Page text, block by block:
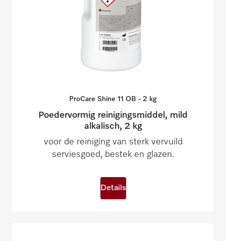
ProCare Shine 11 OB - 2 kg
Poedervormig reinigingsmiddel, mild
alkalisch, 2 kg
voor de reiniging van sterk vervuild
serviesgoed, bestek en glazen.
Details